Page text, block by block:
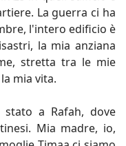
La guerra ci ha
l'intero edificio è
la mia anziana
stretta tra le mie
mia vita.
a Rafah, dove
Mia madre, io,